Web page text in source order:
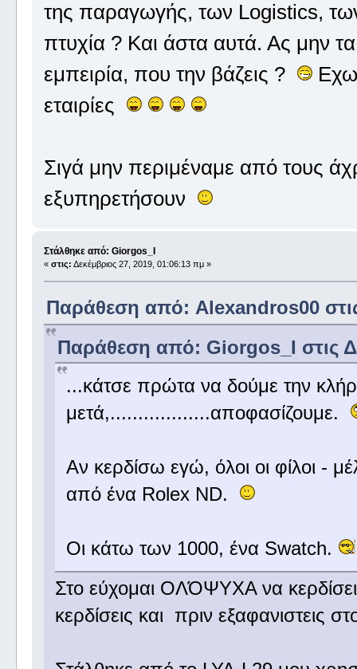
της παραγωγής, των Logistics,
πτυχία ? Και άστα αυτά. Ας μην
εμπειρία, που την βάζεις ?
Εχω
εταιρίες
Σιγά μην περιμέναμε από τους
εξυπηρετήσουν
Στάλθηκε από: Giorgos_I
« στις: Δεκέμβριος 27, 2019, 01:06:13 πμ »
Παράθεση από: Alexandros00
Παράθεση από: Giorgos_I στις
...κάτσε πρώτα να δούμε την
μετά,..................αποφασίζουμε.
Αν κερδίσω εγώ, όλοι οι φίλοι -
από ένα Rolex ND.
Οι κάτω των 1000, ένα Swatch.
Στο εύχομαι ΟΛΌΨΥΧΑ να
κερδίσεις και πριν εξαφανιστεις